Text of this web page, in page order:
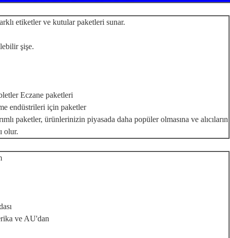
etiketler ve kutular paketleri sunar.
şişe.
Eczane paketleri
endüstrileri için paketler
paketler, ürünlerinizin piyasada daha popüler olmasına ve alıcıların
olur.
ve AU'dan